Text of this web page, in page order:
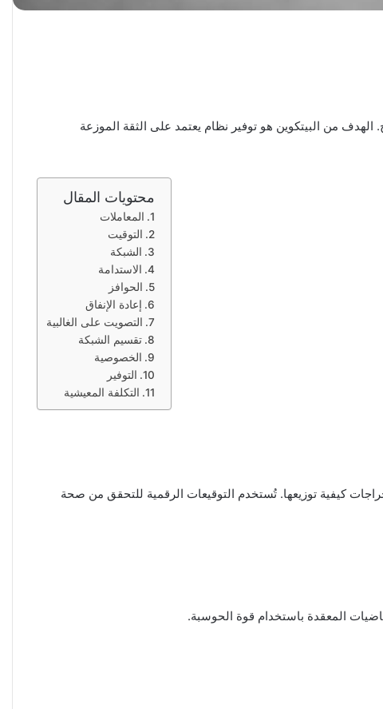
الهدف من البيتكوين هو توفير نظام يعتمد على الثقة الموزعة
محتويات المقال
المعاملات
التوقيت
الشبكة
الاستدامة
الحوافز
إعادة الإنفاق
التصويت على الغالبية
تقسيم الشبكة
الخصوصية
التوفير
التكلفة المعيشية
كيفية توزيعها. تُستخدم التوقيعات الرقمية للتحقق من صحة